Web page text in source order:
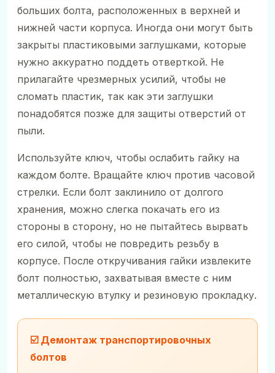
больших болта, расположенных в верхней и
нижней части корпуса. Иногда они могут быть
закрыты пластиковыми заглушками, которые
нужно аккуратно поддеть отверткой. Не
прилагайте чрезмерных усилий, чтобы не
сломать пластик, так как эти заглушки
понадобятся позже для защиты отверстий от
пыли.
Используйте ключ, чтобы ослабить гайку на
каждом болте. Вращайте ключ против часовой
стрелки. Если болт заклинило от долгого
хранения, можно слегка покачать его из
стороны в сторону, но не пытайтесь вырвать
его силой, чтобы не повредить резьбу в
корпусе. После откручивания гайки извлеките
болт полностью, захватывая вместе с ним
металлическую втулку и резиновую прокладку.
☑️ Демонтаж транспортировочных
болтов